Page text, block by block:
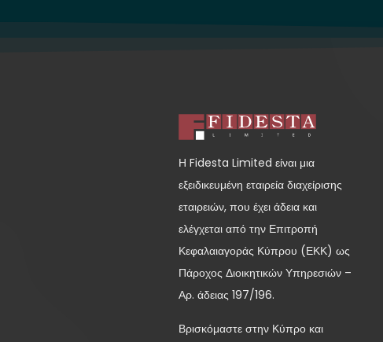
Η Fidesta Limited είναι μια
εξειδικευμένη εταιρεία διαχείρισης
εταιρειών, που έχει άδεια και
ελέγχεται από την Επιτροπή
Κεφαλαιαγοράς Κύπρου (ΕΚΚ) ως
Πάροχος Διοικητικών Υπηρεσιών –
Αρ. άδειας 197/196.
Βρισκόμαστε στην Κύπρο και